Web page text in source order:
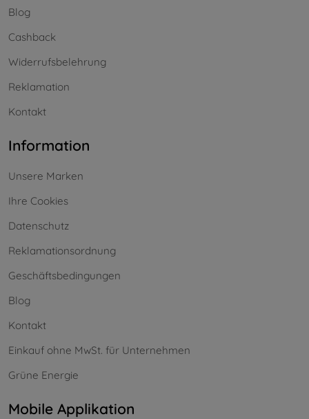
Blog
Cashback
Widerrufsbelehrung
Reklamation
Kontakt
Information
Unsere Marken
Ihre Cookies
Datenschutz
Reklamationsordnung
Geschäftsbedingungen
Blog
Kontakt
Einkauf ohne MwSt. für Unternehmen
Grüne Energie
Mobile Applikation